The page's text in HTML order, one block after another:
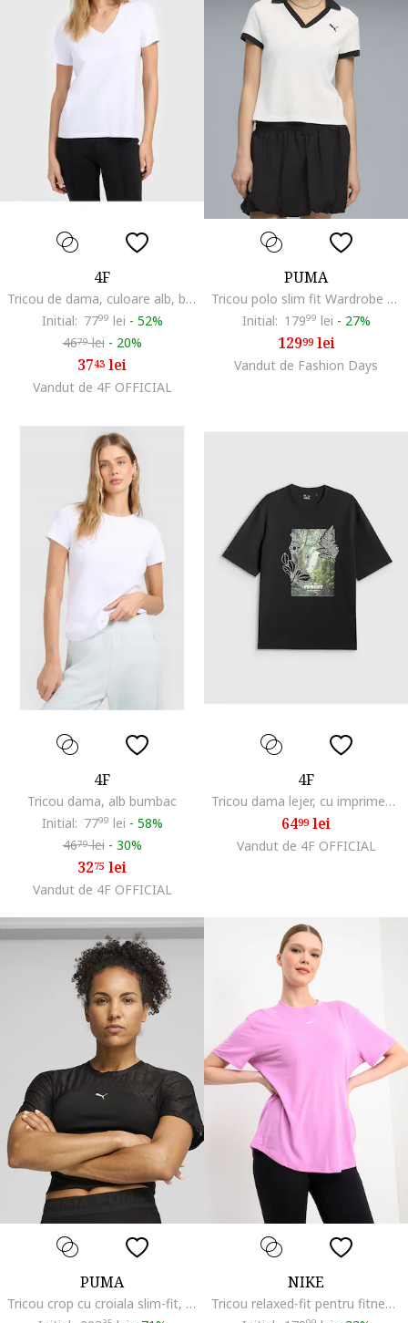
4F
Tricou de dama, culoare alb, bumbac
Initial: 7799 lei - 52%
4679lei - 20%
3743lei
Vandut de 4F OFFICIAL
PUMA
Tricou polo slim fit Wardrobe Essentials, Alb
Initial: 17999 lei - 27%
12999lei
Vandut de Fashion Days
4F
Tricou dama, alb bumbac
Initial: 7799 lei - 58%
4679lei - 30%
3275 lei
Vandut de 4F OFFICIAL
4F
Tricou dama lejer, cu imprimeu, Negru
6499lei
Vandut de 4F OFFICIAL
PUMA
Tricou crop cu croiala slim-fit, pentru antreament, Negru
NIKE
Tricou relaxed-fit pentru fitness One, Alb/Roz fandango